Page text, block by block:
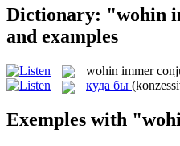
Dictionary: "wohin
and examples
wohin immer
куда бы
Exemples with